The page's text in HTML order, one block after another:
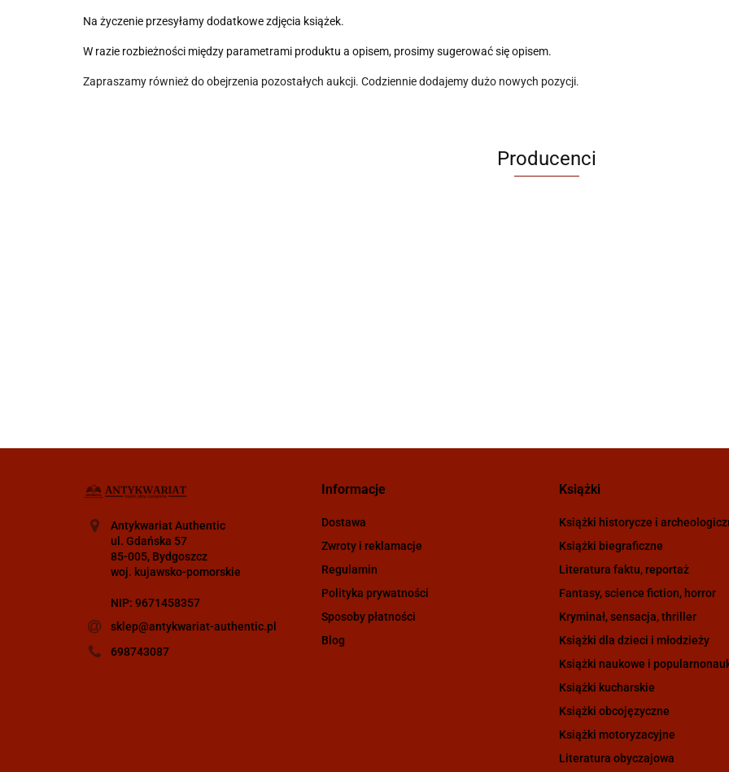
Na życzenie przesyłamy dodatkowe zdjęcia książek.
W razie rozbieżności między parametrami produktu a opisem, prosimy sugerować się opisem.
Zapraszamy również do obejrzenia pozostałych aukcji. Codziennie dodajemy dużo nowych pozycji.
Producenci
Antykwariat Authentic
ul. Gdańska 57
85-005, Bydgoszcz
woj. kujawsko-pomorskie
NIP: 9671458357
sklep@antykwariat-authentic.pl
698743087
Informacje
Dostawa
Zwroty i reklamacje
Regulamin
Polityka prywatności
Sposoby płatności
Blog
Książki
Książki historycze i
Książki biegraficzne
Literatura faktu, reportaż
Fantasy, science fiction, horror
Kryminał, sensacja, thriller
Książki dla dzieci i młodzieży
Książki naukowe i
Książki kucharskie
Książki obcojęzyczne
Książki motoryzacyjne
Literatura obyczajowa